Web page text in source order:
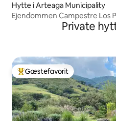
Hytte i Arteaga Municipality
Ejendommen Campestre Los
Private
Bedste gæstefavorit
Gæstefavorit